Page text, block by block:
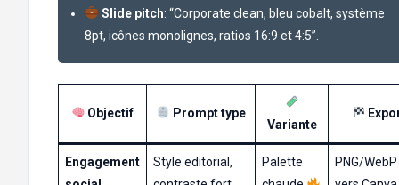
Slide pitch: “Corporate clean, bleu cobalt, système
8pt, icônes monolignes, ratios 16:9 et 4:5”.
Objectif
Prompt type
Variante
Engagement
Style editorial,
Palette
PNG/WebP